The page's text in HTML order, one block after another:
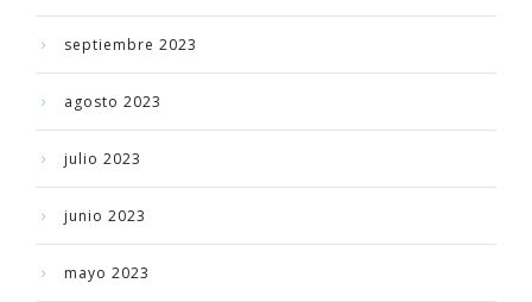
septiembre 2023
agosto 2023
julio 2023
junio 2023
mayo 2023